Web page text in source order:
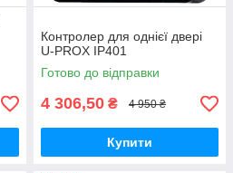
Контролер для однієї двері
U-PROX IP401
Готово до відправки
4 306,50 ₴ 4 950 ₴
Купити